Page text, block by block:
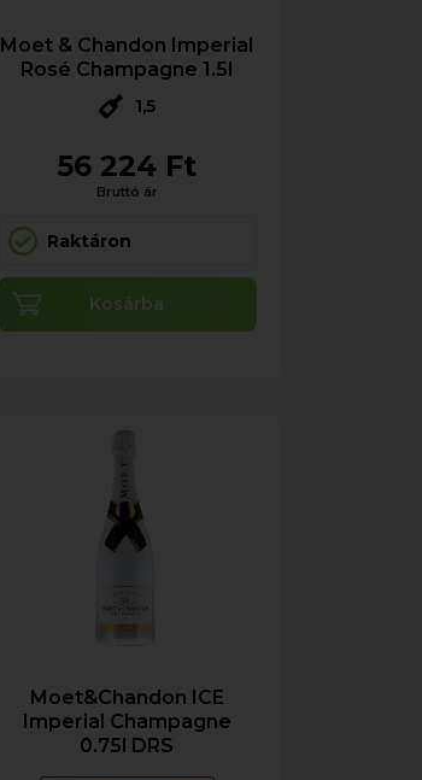
Moet & Chandon Imperial
Rosé Champagne 1.5l
1,5
56 224 Ft
Bruttó ár
Raktáron
Kosárba
Moet&Chandon ICE
Imperial Champagne
0.75l DRS